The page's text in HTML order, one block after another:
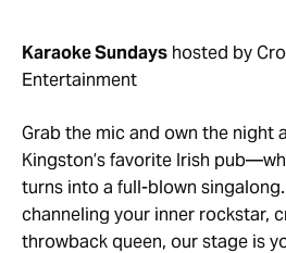
Karaoke Sundays hosted by
Entertainment
Grab the mic and own the night
Kingston’s favorite Irish
turns into a full-blown
channeling your inner rockstar,
throwback queen, our stage is